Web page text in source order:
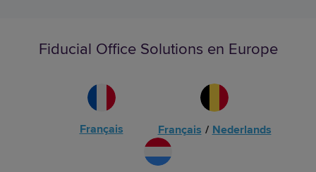
Fiducial Office Solutions en Europe
Français Français / Nederlands